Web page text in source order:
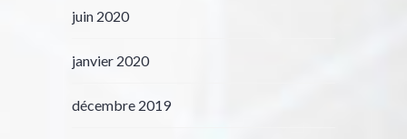
juin 2020
janvier 2020
décembre 2019